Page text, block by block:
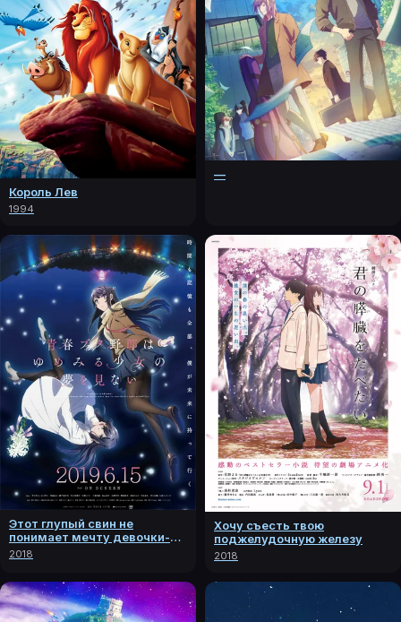
Король Лев
1994
—
Этот глупый свин не
понимает мечту девочки-
зайки. Фильм
2018
Хочу съесть твою
поджелудочную железу
2018